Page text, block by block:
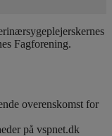
Fagforening.
overenskomst for
på vspnet.dk